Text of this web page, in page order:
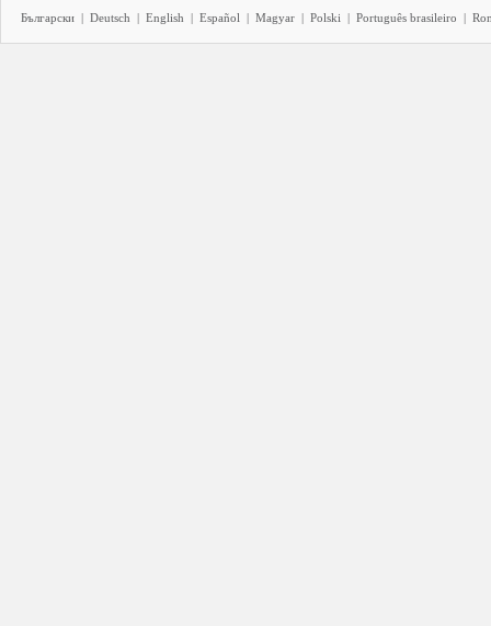
Български | Deutsch | English | Español | Magyar | Polski | Português brasileiro |